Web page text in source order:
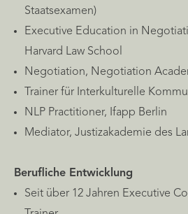
Staatsexamen)
Executive Education in
Harvard Law School
Negotiation, Negotiation
Trainer für Interkulturelle
NLP Practitioner, Ifapp Berlin
Mediator, Justizakademie des
Berufliche Entwicklung
Seit über 12 Jahren Executive